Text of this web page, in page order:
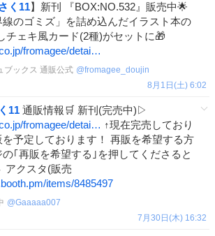
く11】新刊 『BOX:NO.532』販売中🌟
線のゴミズ」を詰め込んだイラスト本の
チェキ風カード(2種)がセットに🎁
fromagee/detai…
ブックス 通販公式 @fromagee_doujin
8月1日(土) 6:02
11 通販情報🛒 新刊(完売中)▷
fromagee/detai… ↑現在完売しており
を予定しております！ 再販を希望する方
｢再販を希望する｣を押してくださると
アクスタ(販売
items/8485497
@Gaaaaa007
7月30日(木) 16:32